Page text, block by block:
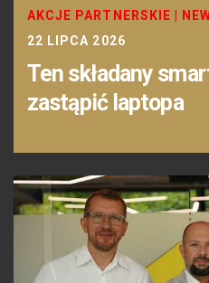
AKCJE PARTNERSKIE
22 LIPCA 2026
Ten składany
zastąpić laptopa